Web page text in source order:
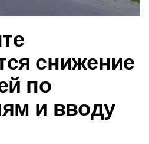
снижение
по
и вводу